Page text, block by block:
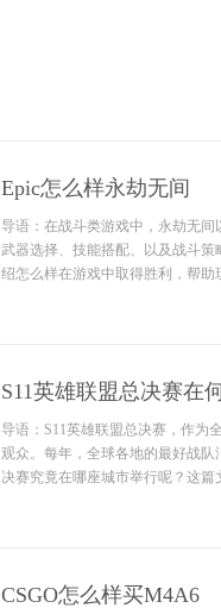
Epic怎么样永劫无间
导语：在战斗类游戏中，永劫无
武器选择、技能搭配、以及战斗
绍怎么样在游戏中取得胜利，帮
S11英雄联盟总决赛在
导语：S11英雄联盟总决赛，作为
观众。每年，全球各地的最好战队
决赛究竟在哪座城市举行呢？这
CSGO怎么样买M4A6